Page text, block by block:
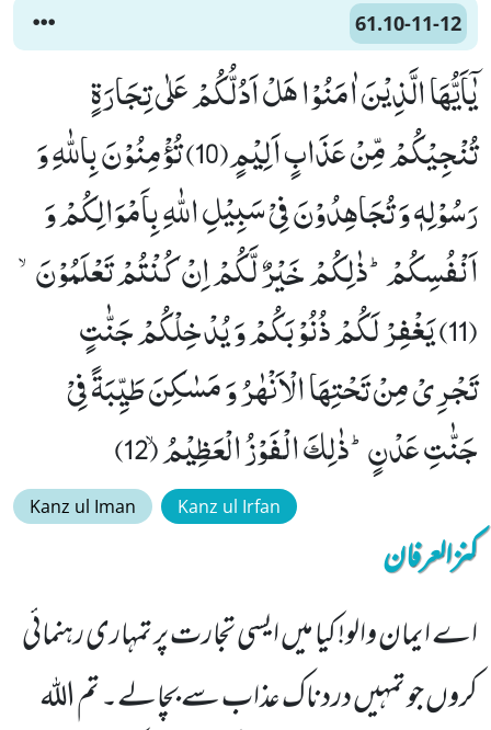
61.10-11-12
یٰۤاَیُّهَا الَّذِیْنَ اٰمَنُوْا هَلْ اَدُلُّكُمْ عَلٰى تِجَارَةٍ
تُنْجِیْكُمْ مِّنْ عَذَابٍ اَلِیْمٍ(10) تُؤْمِنُوْنَ بِاللّٰهِ وَ
رَسُوْلِهٖ وَ تُجَاهِدُوْنَ فِیْ سَبِیْلِ اللّٰهِ بِاَمْوَالِكُمْ وَ
اَنْفُسِكُمْؕ-ذٰلِكُمْ خَیْرٌ لَّكُمْ اِنْ كُنْتُمْ تَعْلَمُوْنَۙ
(11) یَغْفِرْ لَكُمْ ذُنُوْبَكُمْ وَ یُدْخِلْكُمْ جَنّٰتٍ
تَجْرِیْ مِنْ تَحْتِهَا الْاَنْهٰرُ وَ مَسٰكِنَ طَیِّبَةً فِیْ
جَنّٰتِ عَدْنٍؕ-ذٰلِكَ الْفَوْزُ الْعَظِیْمُۙ (12)
Kanz ul Iman Kanz ul Irfan
کنزالعرفان
اے ایمان والو! کیا میں ایسی تجارت پر تمہاری رہنمائی
کروں جو تمہیں دردناک عذاب سے بچالے۔ تم اللہ